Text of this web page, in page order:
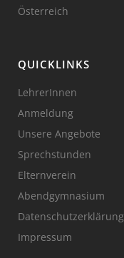
Österreich
QUICKLINKS
LehrerInnen
Anmeldung
Unsere Angebote
Sprechstunden
Elternverein
Abendgymnasium
Datenschutzerklärung
Impressum